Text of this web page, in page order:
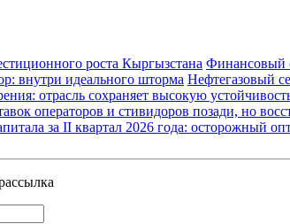
роста Кыргызстана Финансовый
внутри идеального шторма Нефтегазовый
отрасль сохраняет высокую
операторов и стивидоров позади, но
за II квартал 2026 года: осторожный